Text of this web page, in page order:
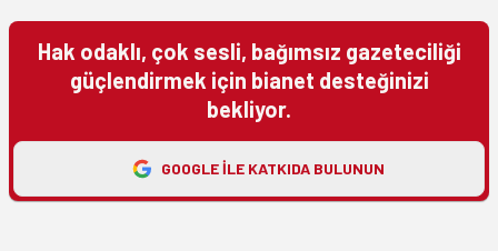
Hak odaklı, çok sesli, bağımsız gazeteciliği
güçlendirmek için bianet desteğinizi
bekliyor.
GOOGLE ILE KATKIDA BULUNUN